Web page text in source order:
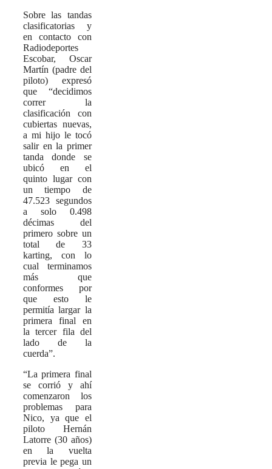
Sobre las tandas
clasificatorias y
en contacto con
Radiodeportes
Escobar, Oscar
Martín (padre del
piloto) expresó
que “decidimos
correr la
clasificación con
cubiertas nuevas,
a mi hijo le tocó
salir en la primer
tanda donde se
ubicó en el
quinto lugar con
un tiempo de
47.523 segundos
a solo 0.498
décimas del
primero sobre un
total de 33
karting, con lo
cual terminamos
más que
conformes por
que esto le
permitía largar la
primera final en
la tercer fila del
lado de la
cuerda”.
“La primera final
se corrió y ahí
comenzaron los
problemas para
Nico, ya que el
piloto Hernán
Latorre (30 años)
en la vuelta
previa le pega un